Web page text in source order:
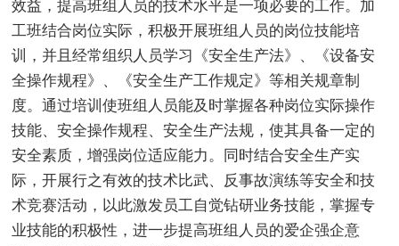
效益，提高班组人员的技术水平是一项必要的工作。加
工班结合岗位实际，积极开展班组人员的岗位技能培
训，并且经常组织人员学习《安全生产法》、《设备安
全操作规程》、《安全生产工作规定》等相关规章制
度。通过培训使班组人员能及时掌握各种岗位实际操作
技能、安全操作规程、安全生产法规，使其具备一定的
安全素质，增强岗位适应能力。同时结合安全生产实
际，开展行之有效的技术比武、反事故演练等安全和技
术竞赛活动，以此激发员工自觉钻研业务技能，掌握专
业技能的积极性，进一步提高班组人员的爱企强企意